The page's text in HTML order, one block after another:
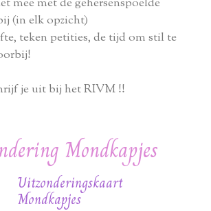
mee met de gehersenspoelde
(in elk opzicht)
teken petities, de tijd om stil te
je uit bij het RIVM !!
Mondkapjes
Uitzonderingskaart
Mondkapjes